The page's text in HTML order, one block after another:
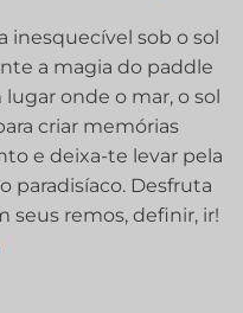
inesquecível sob o sol
a magia do paddle
onde o mar, o sol
criar memórias
e deixa-te levar pela
paradisíaco. Desfruta
seus remos, definir, ir!